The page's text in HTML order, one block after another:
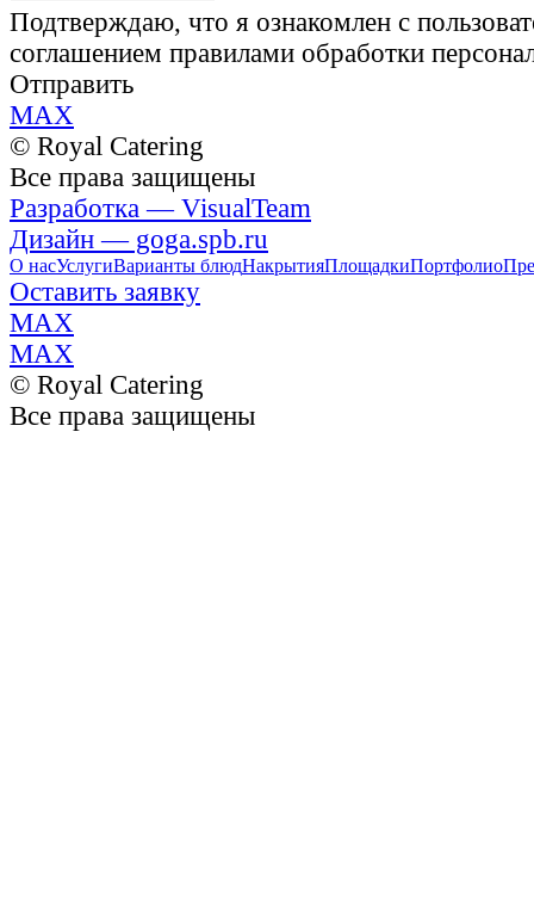
Подтверждаю, что я ознакомлен с
соглашением правилами обработки
Отправить
MAX
© Royal Catering
Все права защищены
Разработка — VisualTeam
Дизайн — goga.spb.ru
О насУслугиВарианты блюдНакрытияПлощадкиПортфолио
Оставить заявку
MAX
MAX
© Royal Catering
Все права защищены